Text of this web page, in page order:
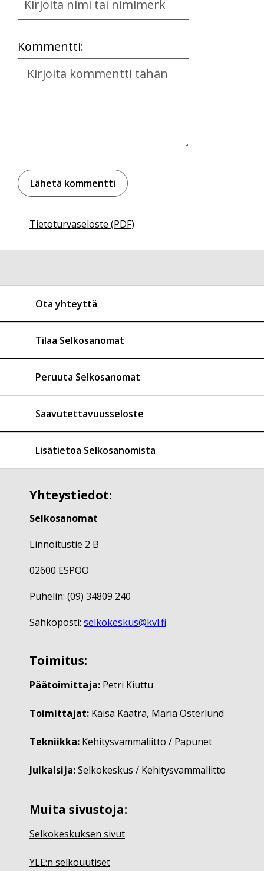
and
Kommentti:
Kommentti
Tietoturvaseloste (PDF)
Ota yhteyttä
Tilaa Selkosanomat
Peruuta Selkosanomat
Saavutettavuusseloste
Lisätietoa Selkosanomista
Yhteystiedot:
Selkosanomat
Linnoitustie 2 B
02600 ESPOO
Puhelin: (09) 34809 240
Sähköposti: selkokeskus@kvl.fi
Toimitus:
Päätoimittaja: Petri Kiuttu
Toimittajat: Kaisa Kaatra, Maria Österlund
Tekniikka: Kehitysvammaliitto / Papunet
Julkaisija:Selkokeskus / Kehitysvammaliitto
Muita sivustoja:
Selkokeskuksen sivut
YLE:n selkouutiset